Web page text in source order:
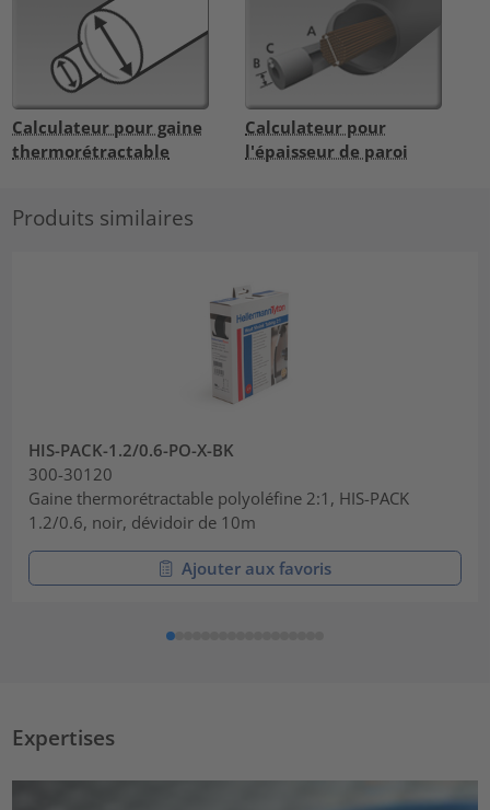
Calculateur pour gaine
thermorétractable
Calculateur pour
l'épaisseur de paroi
Produits similaires
HIS-PACK-1.2/0.6-PO-X-BK
300-30120
Gaine thermorétractable polyoléfine 2:1, HIS-PACK
1.2/0.6, noir, dévidoir de 10m
Ajouter aux favoris
Expertises